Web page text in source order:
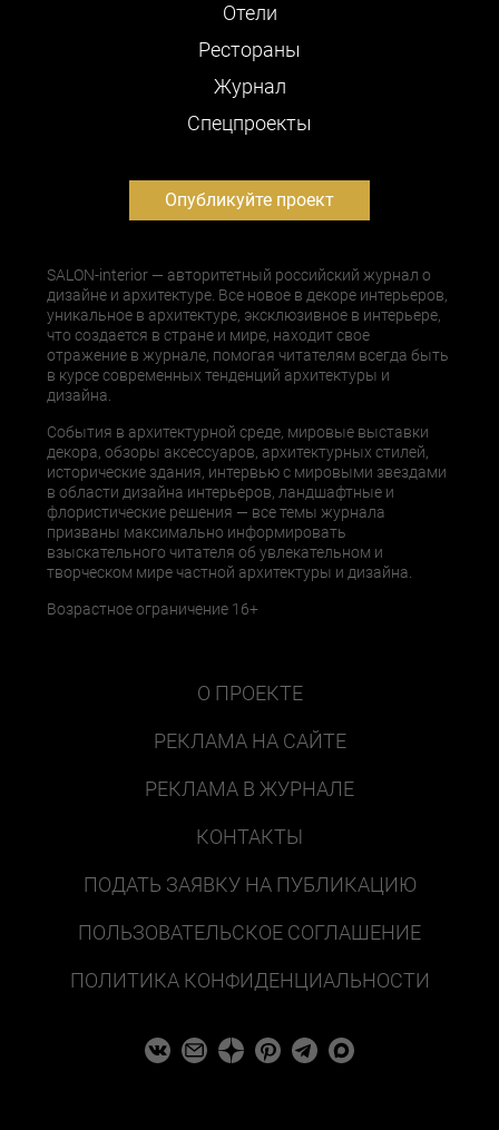
Отели
Рестораны
Журнал
Cпецпроекты
Опубликуйте проект
SALON-interior — авторитетный российский журнал о
дизайне и архитектуре. Все новое в декоре интерьеров,
уникальное в архитектуре, эксклюзивное в интерьере,
что создается в стране и мире, находит свое
отражение в журнале, помогая читателям всегда быть
в курсе современных тенденций архитектуры и
дизайна.
События в архитектурной среде, мировые выставки
декора, обзоры аксессуаров, архитектурных стилей,
исторические здания, интервью с мировыми звездами
в области дизайна интерьеров, ландшафтные и
флористические решения — все темы журнала
призваны максимально информировать
взыскательного читателя об увлекательном и
творческом мире частной архитектуры и дизайна.
Возрастное ограничение 16+
О ПРОЕКТЕ
РЕКЛАМА НА САЙТЕ
РЕКЛАМА В ЖУРНАЛЕ
КОНТАКТЫ
ПОДАТЬ ЗАЯВКУ НА ПУБЛИКАЦИЮ
ПОЛЬЗОВАТЕЛЬСКОЕ СОГЛАШЕНИЕ
ПОЛИТИКА КОНФИДЕНЦИАЛЬНОСТИ